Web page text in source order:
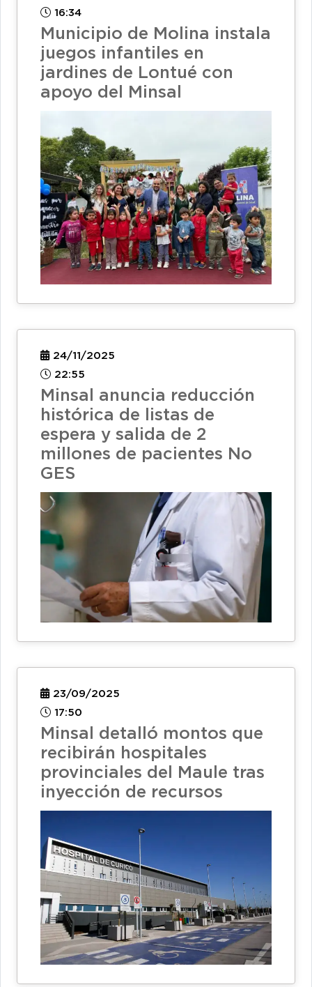
16:34
Municipio de Molina instala
juegos infantiles en
jardines de Lontué con
apoyo del Minsal
24/11/2025
22:55
Minsal anuncia reducción
histórica de listas de
espera y salida de 2
millones de pacientes No
GES
23/09/2025
17:50
Minsal detalló montos que
recibirán hospitales
provinciales del Maule tras
inyección de recursos